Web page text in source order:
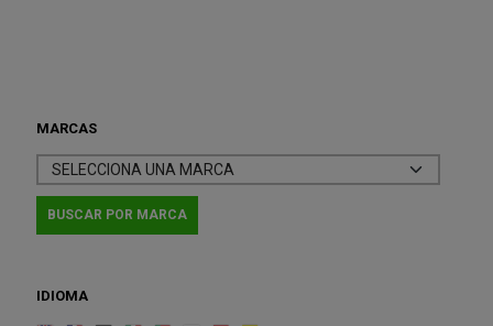
MARCAS
IDIOMA